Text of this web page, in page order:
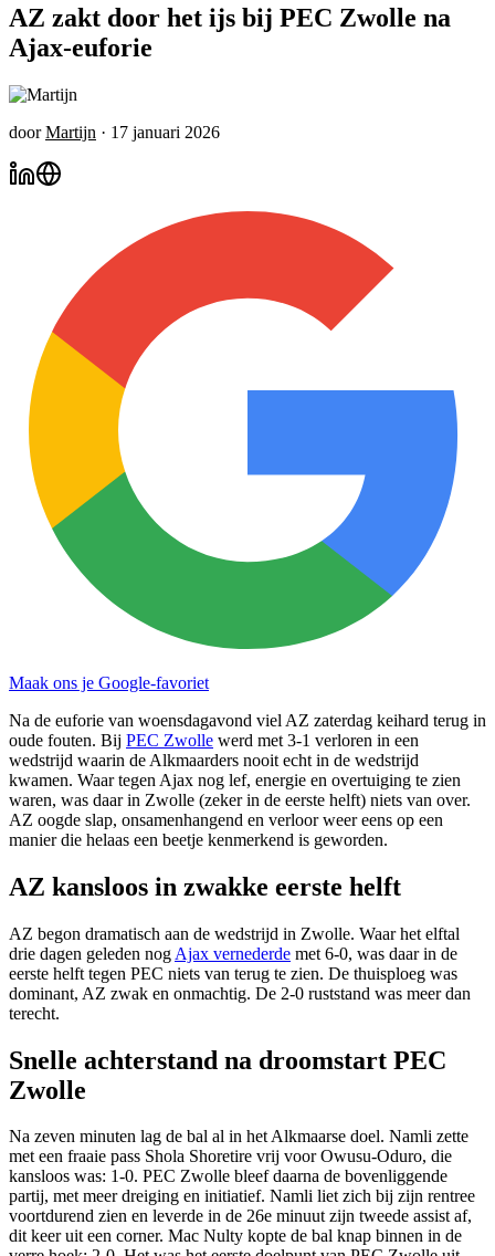
AZ zakt door het ijs bij PEC Zwolle na
Ajax-euforie
door Martijn · 17 januari 2026
Maak ons je Google-favoriet
Na de euforie van woensdagavond viel AZ zaterdag keihard terug in
oude fouten. Bij PEC Zwolle werd met 3-1 verloren in een
wedstrijd waarin de Alkmaarders nooit echt in de wedstrijd
kwamen. Waar tegen Ajax nog lef, energie en overtuiging te zien
waren, was daar in Zwolle (zeker in de eerste helft) niets van over.
AZ oogde slap, onsamenhangend en verloor weer eens op een
manier die helaas een beetje kenmerkend is geworden.
AZ kansloos in zwakke eerste helft
AZ begon dramatisch aan de wedstrijd in Zwolle. Waar het elftal
drie dagen geleden nog Ajax vernederde met 6-0, was daar in de
eerste helft tegen PEC niets van terug te zien. De thuisploeg was
dominant, AZ zwak en onmachtig. De 2-0 ruststand was meer dan
terecht.
Snelle achterstand na droomstart PEC
Zwolle
Na zeven minuten lag de bal al in het Alkmaarse doel. Namli zette
met een fraaie pass Shola Shoretire vrij voor Owusu-Oduro, die
kansloos was: 1-0. PEC Zwolle bleef daarna de bovenliggende
partij, met meer dreiging en initiatief. Namli liet zich bij zijn rentree
voortdurend zien en leverde in de 26e minuut zijn tweede assist af,
dit keer uit een corner. Mac Nulty kopte de bal knap binnen in de